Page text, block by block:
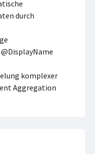
durch
komplexer
Aggregation